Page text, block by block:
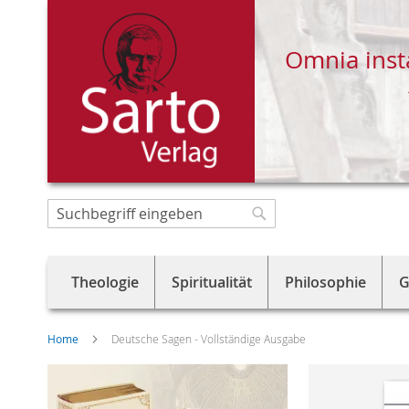
Direkt
zum
Omnia
Suche
Theologie Spiritualität Philosophie
Home Deutsche Sagen - Vollständige Ausgabe